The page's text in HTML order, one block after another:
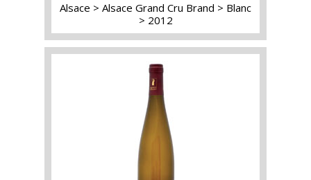
Alsace Alsace Grand Cru Brand
Blanc
2012